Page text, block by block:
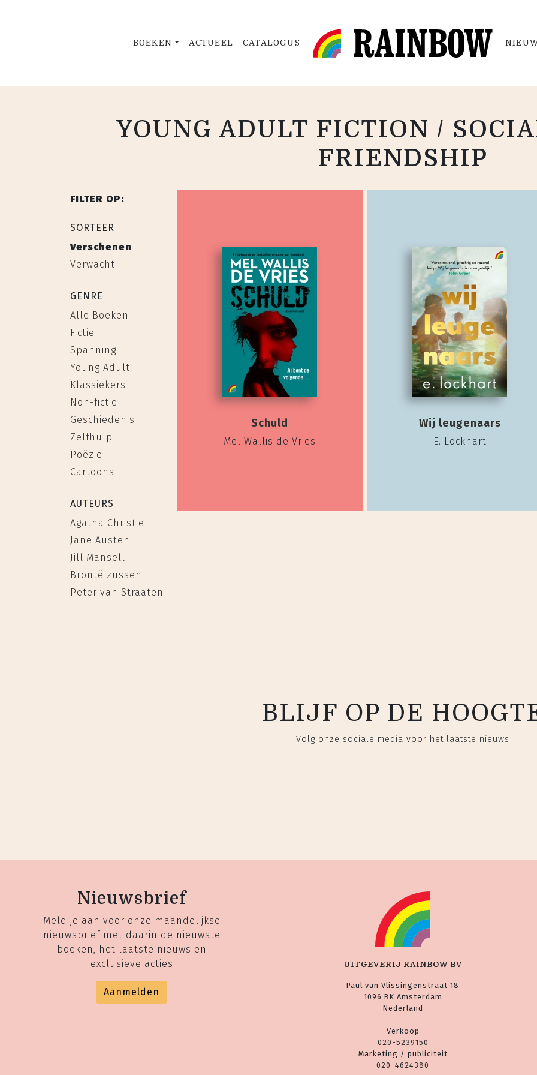
BOEKEN ACTUEEL CATALOGUS
YOUNG ADULT FICTION /
FRIENDSHIP
FILTER OP:
SORTEER
Verschenen
Verwacht
GENRE
Alle Boeken
Fictie
Spanning
Young Adult
Klassiekers
Non-fictie
Geschiedenis
Zelfhulp
Poëzie
Cartoons
AUTEURS
Agatha Christie
Jane Austen
Jill Mansell
Brontë zussen
Peter van Straaten
Schuld
Mel Wallis de Vries
Wij leugenaars
E. Lockhart
BLIJF OP DE
Volg onze sociale media voor het laatste nieuws
Nieuwsbrief
Meld je aan voor onze maandelijkse
nieuwsbrief met daarin de nieuwste
boeken, het laatste nieuws en
exclusieve acties
Aanmelden
UITGEVERIJ RAINBOW BV
Paul van Vlissingenstraat 18
1096 BK Amsterdam
Nederland
Verkoop
020-5239150
Marketing / publiciteit
020-4624380